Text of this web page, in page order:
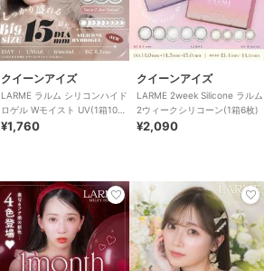
クイーンアイズ
LARME ラルム シリコンハイド
ロゲル Wモイスト UV(1箱10
枚)
¥1,760
クイーンアイズ
LARME 2week Silicone ラルム
2ウィークシリコーン(1箱6枚)
¥2,090